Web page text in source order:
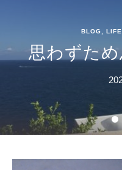
BLOG
思わずため